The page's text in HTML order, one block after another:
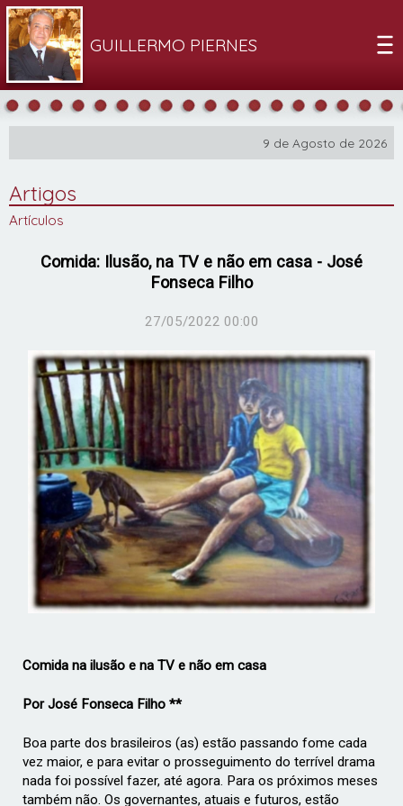
GUILLERMO PIERNES
9 de Agosto de 2026
Artigos
Artículos
Comida: Ilusão, na TV e não em casa - José
Fonseca Filho
27/05/2022 00:00
­Comida na ilusão e na TV e não em casa
Por José Fonseca Filho **
Boa parte dos brasileiros (as) estão passando fome cada
vez maior, e para evitar o prosseguimento do terrível drama
nada foi possível fazer, até agora. Para os próximos meses
também não. Os governantes, atuais e futuros, estão